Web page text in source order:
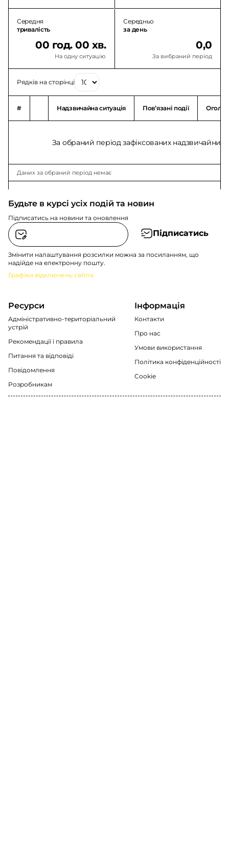
Середня
тривалість
00 год. 00 хв.
На одну ситуацію
Середньо
за день
0,0
За вибраний період
Рядків на сторінці
# Надзвичайна ситуація Повʼязані події
За обраний період зафіксованих надзвичайних
Даних за обраний період немає
Будьте в курсі усіх подій та новин
Підписатись на новини та оновлення
Підписатись
Змінити налаштування розсилки можна за посиланням, що
надійде на електронну пошту.
Графіки відключень світла
Ресурси
Адміністративно-територіальний
устрій
Рекомендації i правила
Питання та відповіді
Повідомлення
Розробникам
Інформація
Контакти
Про нас
Умови використання
Політика конфіденційності
Cookie